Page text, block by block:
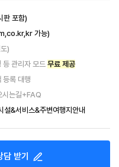
판 포함)
가능)
)
등 관리자 모드 무료 제공
등록 대행
시는길+FAQ
설&서비스&주변여행지안내
받기